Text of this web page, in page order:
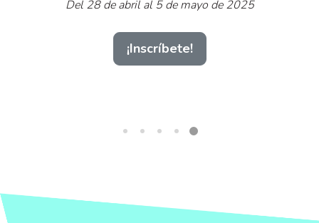
Del 28 de abril al 5 de mayo de 2025
¡Inscríbete!